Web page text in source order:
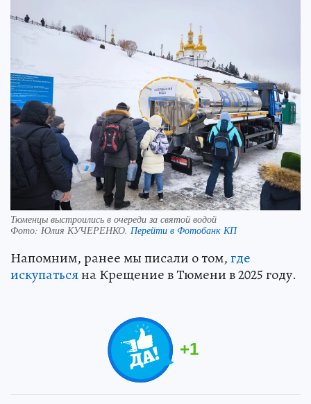
Тюменцы выстроились в очереди за святой водой
Фото: Юлия КУЧЕРЕНКО. Перейти в Фотобанк КП
Напомним, ранее мы писали о том,где
искупатьсяна Крещение в Тюмени в 2025 году.
+1